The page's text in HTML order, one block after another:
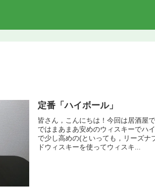
定番「ハイボール」
皆さん，こんにちは！今回は居酒屋
ではまあまあ安めのウィスキーでハ
で少し高めの(といっても，リーズ
ドウィスキーを使ってウィスキ...